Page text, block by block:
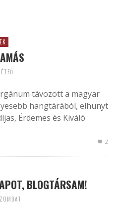
távozott a magyar
hangtárából, elhunyt
Érdemes és Kiváló
2
BLOGTÁRSAM!